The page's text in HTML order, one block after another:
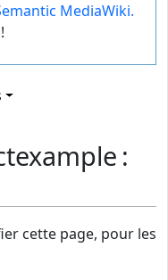
MediaWiki.
:
cette page, pour les